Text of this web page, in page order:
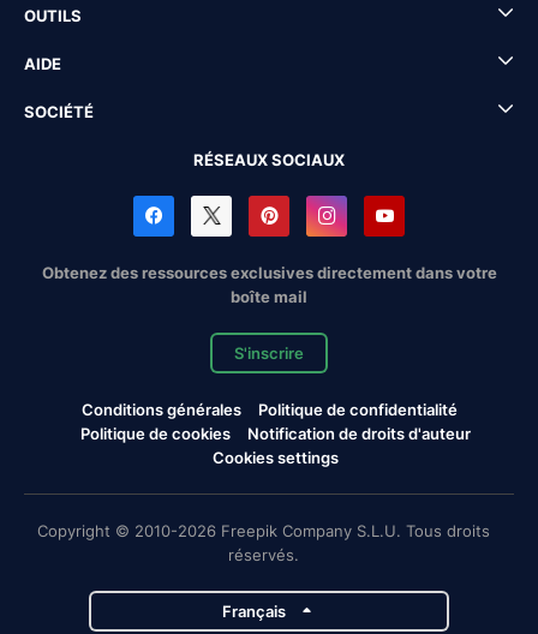
OUTILS
AIDE
SOCIÉTÉ
RÉSEAUX SOCIAUX
Obtenez des ressources exclusives directement dans votre
boîte mail
S'inscrire
Conditions générales
Politique de confidentialité
Politique de cookies
Notification de droits d'auteur
Cookies settings
Copyright © 2010-2026 Freepik Company S.L.U. Tous droits
réservés.
Français